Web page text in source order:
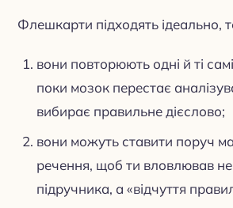
Флешкарти підходять ідеально,
вони повторюють одні й ті
поки мозок перестає
вибирає правильне дієслово;
вони можуть ставити поруч
речення, щоб ти вловлював
підручника, а «відчуття